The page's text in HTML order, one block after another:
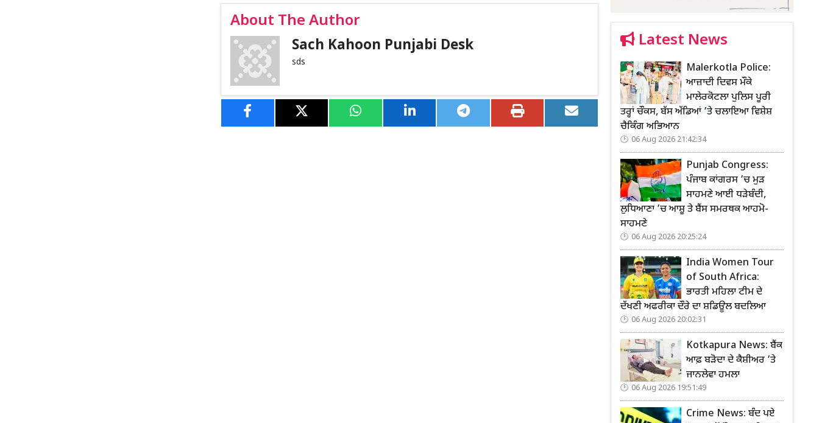
About The Author
Sach Kahoon Punjabi Desk
sds
Latest News
Malerkotla Police:
ਆਜ਼ਾਦੀ ਦਿਵਸ ਮੌਕੇ
ਮਾਲੇਰਕੋਟਲਾ ਪੁਲਿਸ ਪੂਰੀ
ਤਰ੍ਹਾਂ ਚੌਕਸ, ਬੱਸ ਅੱਡਿਆਂ ’ਤੇ ਚਲਾਇਆ ਵਿਸ਼ੇਸ਼
ਚੈਕਿੰਗ ਅਭਿਆਨ
06 Aug 2026 21:42:34
Punjab Congress:
ਪੰਜਾਬ ਕਾਂਗਰਸ ’ਚ ਮੁੜ
ਸਾਹਮਣੇ ਆਈ ਧੜੇਬੰਦੀ,
ਲੁਧਿਆਣਾ ’ਚ ਆਸ਼ੂ ਤੇ ਬੈਂਸ ਸਮਰਥਕ ਆਹਮੋ-
ਸਾਹਮਣੇ
06 Aug 2026 20:25:24
India Women Tour
of South Africa:
ਭਾਰਤੀ ਮਹਿਲਾ ਟੀਮ ਦੇ
ਦੱਖਣੀ ਅਫਰੀਕਾ ਦੌਰੇ ਦਾ ਸ਼ਡਿਊਲ ਬਦਲਿਆ
06 Aug 2026 20:02:31
Kotkapura News: ਬੈਂਕ
ਆਫ਼ ਬੜੋਦਾ ਦੇ ਕੈਸ਼ੀਅਰ ’ਤੇ
ਜਾਨਲੇਵਾ ਹਮਲਾ
06 Aug 2026 19:51:49
Crime News: ਬੰਦ ਪਏ